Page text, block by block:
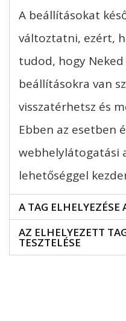
A beállításokat
változtatni, ezért,
tudod, hogy
beállításokra van
visszatérhetsz és
Ebben az esetben
webhelylátogatási
lehetőséggel
A TAG
AZ ELHELYEZETT
TESZTELÉSE​